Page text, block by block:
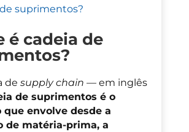
suprimentos?
é cadeia de
desupply chain — em inglês
de suprimentos é o
que envolve desde a
de matéria-prima, a